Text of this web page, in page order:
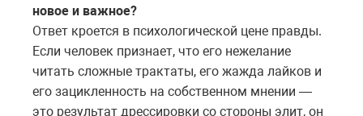
новое и важное?
Ответ кроется в психологической цене правды.
Если человек признает, что его нежелание
читать сложные трактаты, его жажда лайков и
его зацикленность на собственном мнении —
это результат дрессировки со стороны элит, он